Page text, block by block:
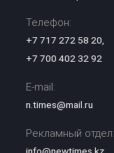
Телефон:
+7 717 272 58 20
+7 700 402 32 92
E-mail:
n.times@mail.ru
Рекламный отдел:
info@newtimes.kz,